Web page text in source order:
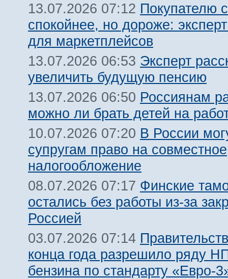
13.07.2026 07:12 Покупателю
спокойнее, но дороже:
для маркетплейсов
13.07.2026 06:53 Эксперт
увеличить будущую пенсию
13.07.2026 06:50 Россиянам
можно ли брать детей на
10.07.2026 07:20 В России
супругам право на совместное
налогообложение
08.07.2026 07:17 Финские
остались без работы из-за
Россией
03.07.2026 07:14
конца года разрешило ряду
бензина по стандарту «Евро-